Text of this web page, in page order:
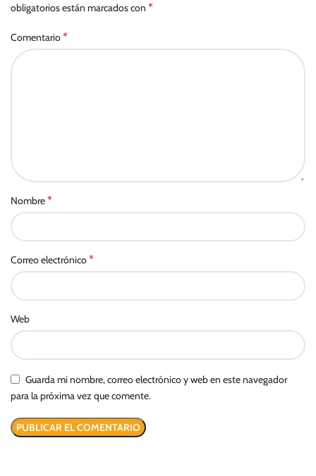
obligatorios están marcados con *
Comentario*
Nombre*
Correo electrónico*
Web
Guarda mi nombre, correo electrónico y web en este navegador
para la próxima vez que comente.